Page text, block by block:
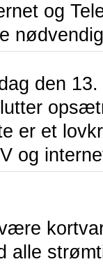
og
den
er et
og
alle